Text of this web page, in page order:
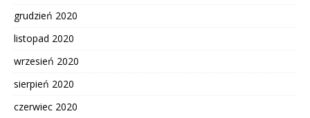
grudzień 2020
listopad 2020
wrzesień 2020
sierpień 2020
czerwiec 2020